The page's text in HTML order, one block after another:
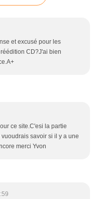
et excusé pour les
CD?J'ai bien
ce site.C'esi la partie
savoir si il y a une
merci Yvon